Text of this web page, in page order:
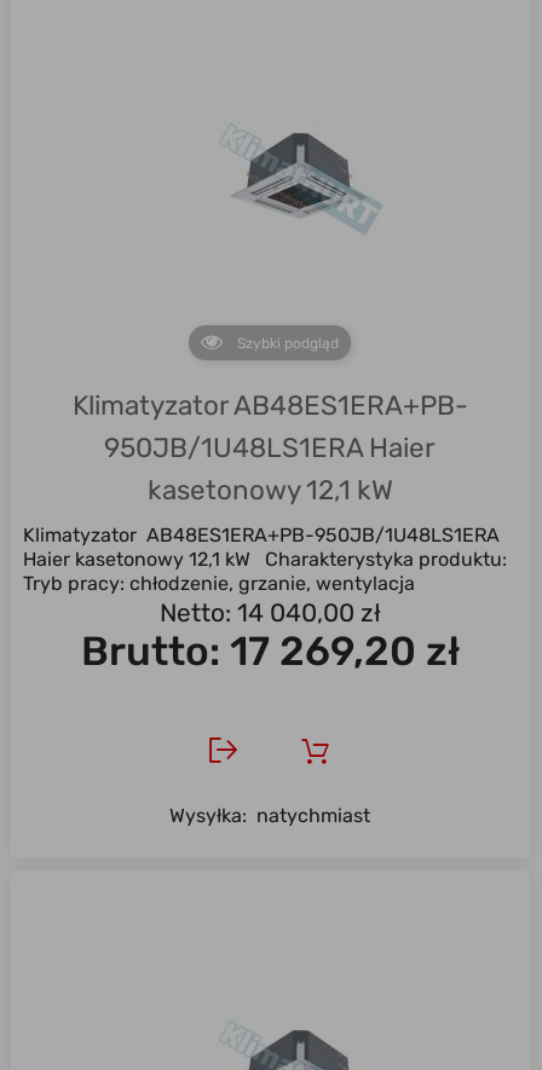
Szybki podgląd
Klimatyzator AB48ES1ERA+PB-
950JB/1U48LS1ERA Haier
kasetonowy 12,1 kW
Klimatyzator AB48ES1ERA+PB-950JB/1U48LS1ERA
Haier kasetonowy 12,1 kW Charakterystyka produktu:
Tryb pracy: chłodzenie, grzanie, wentylacja
Netto: 14 040,00 zł
Brutto: 17 269,20 zł
Wysyłka: natychmiast